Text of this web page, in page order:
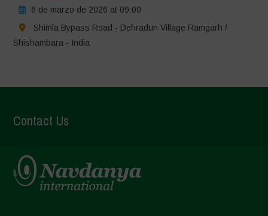
6 de marzo de 2026 at 09:00
Shimla Bypass Road - Dehradun Village Ramgarh /
Shishambara - India
Contact Us